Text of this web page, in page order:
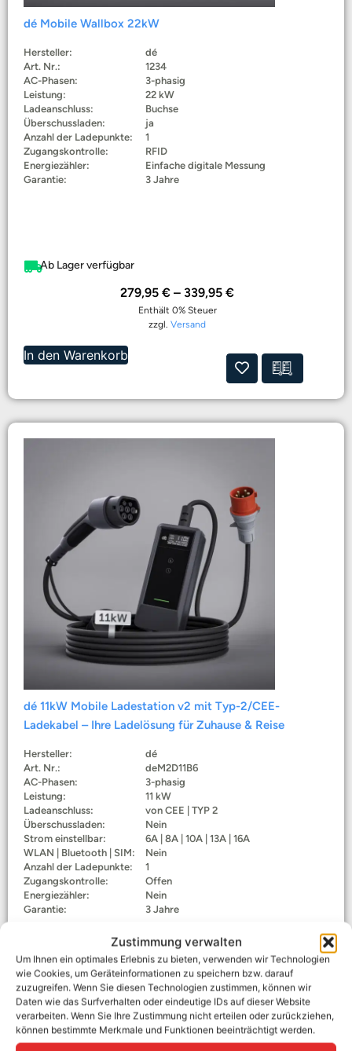
Zustimmung verwalten
Um Ihnen ein optimales Erlebnis zu bieten, verwenden wir Technologien
wie Cookies, um Geräteinformationen zu speichern bzw. darauf
zuzugreifen. Wenn Sie diesen Technologien zustimmen, können wir
Daten wie das Surfverhalten oder eindeutige IDs auf dieser Website
verarbeiten. Wenn Sie Ihre Zustimmung nicht erteilen oder zurückziehen,
können bestimmte Merkmale und Funktionen beeinträchtigt werden.
dé Mobile Wallbox 22kW
Hersteller:
dé
Art. Nr.:
1234
AC-Phasen:
3-phasig
Leistung:
22 kW
Ladeanschluss:
Buchse
Überschussladen:
ja
Anzahl der Ladepunkte:
1
Zugangskontrolle:
RFID
Energiezähler:
Einfache digitale Messung
Garantie:
3 Jahre
Ab Lager verfügbar
279,95 € – 339,95 €
Enthält 0% Steuer
zzgl. Versand
In den Warenkorb
dé 11kW Mobile Ladestation v2 mit Typ-2/CEE-
Ladekabel – Ihre Ladelösung für Zuhause & Reise
Hersteller:
dé
Art. Nr.:
deM2D11B6
AC-Phasen:
3-phasig
Leistung:
11 kW
Ladeanschluss:
von CEE | TYP 2
Überschussladen:
Nein
Strom einstellbar:
6A | 8A | 10A | 13A | 16A
WLAN | Bluetooth | SIM:
Nein
Anzahl der Ladepunkte:
1
Zugangskontrolle:
Offen
Energiezähler:
Nein
Garantie:
3 Jahre
Ab Lager verfügbar
179,95€ –309,95€
Enthält 0% Steuer
zzgl.Versand
In den Warenkorb